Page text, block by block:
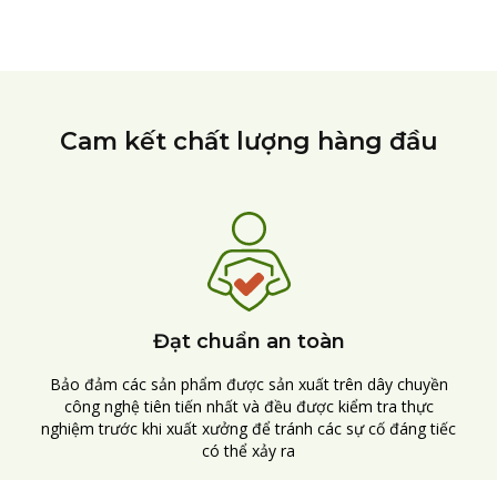
Cam kết chất lượng hàng đầu
Đạt chuẩn an toàn
Bảo đảm các sản phẩm được sản xuất trên dây chuyền
công nghệ tiên tiến nhất và đều được kiểm tra thực
nghiệm trước khi xuất xưởng để tránh các sự cố đáng tiếc
có thể xảy ra